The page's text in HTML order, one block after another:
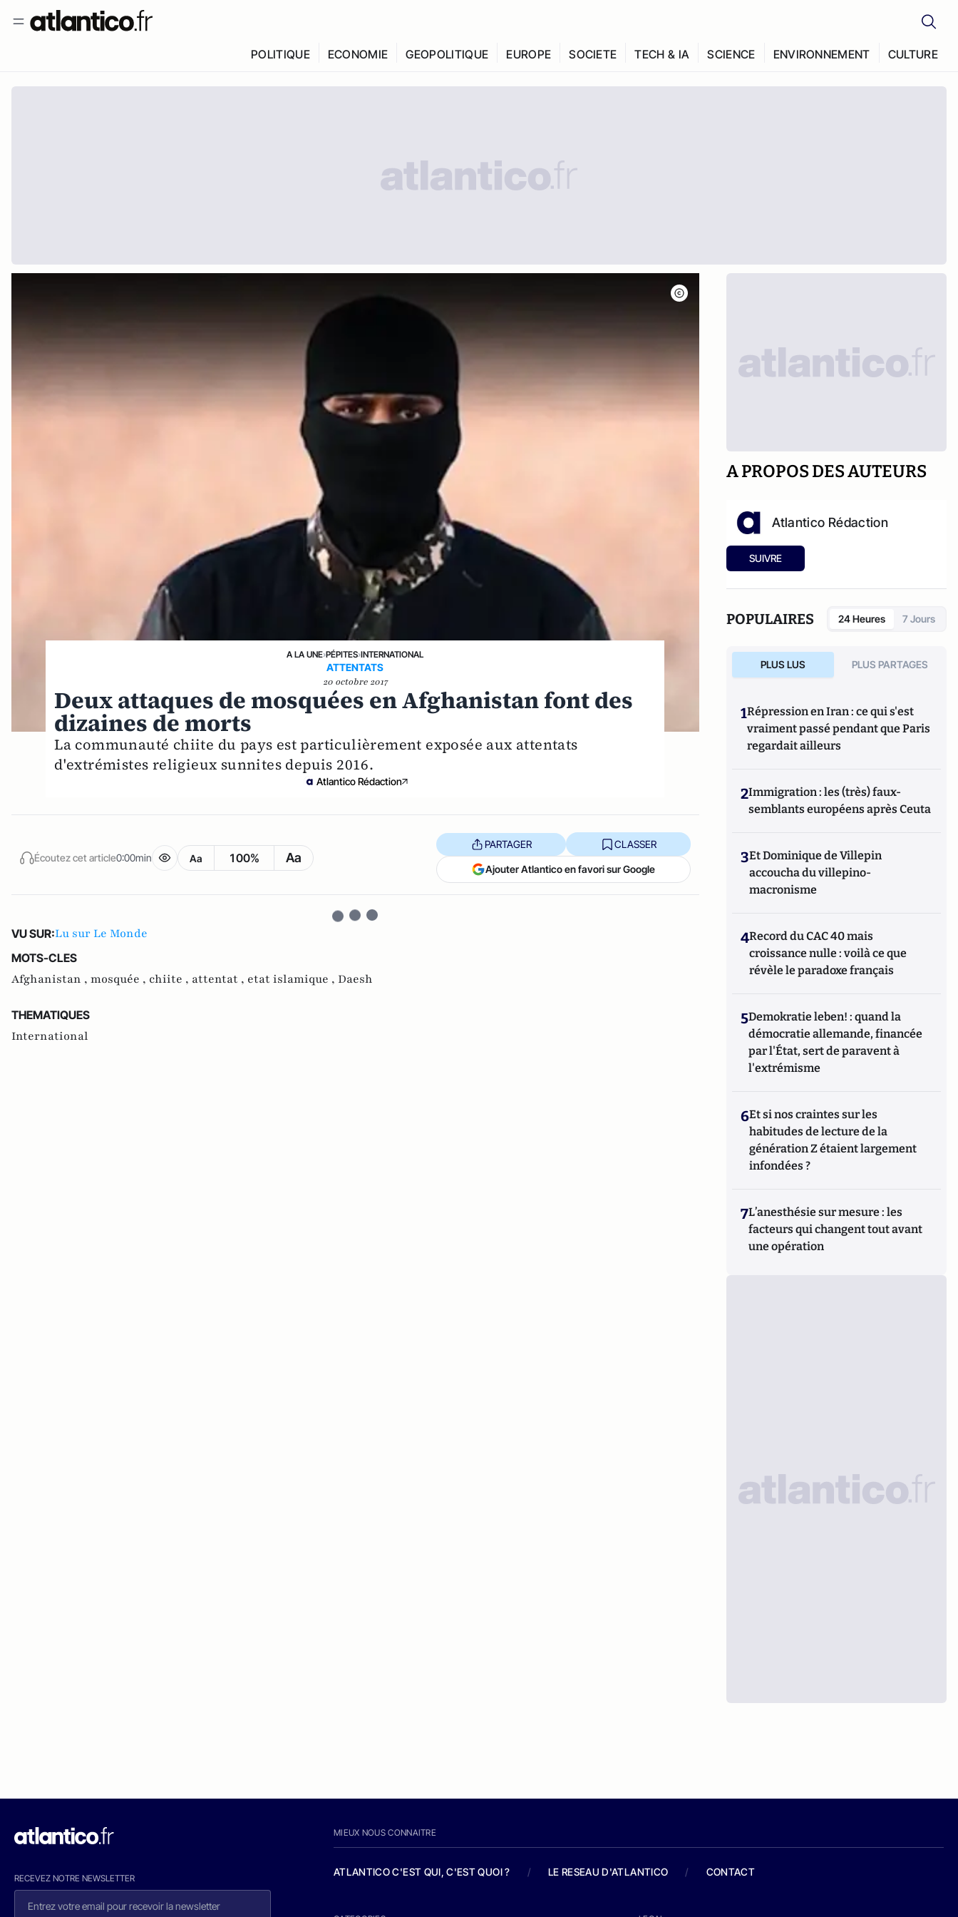
POLITIQUE ECONOMIE GEOPOLITIQUE EUROPE SOCIETE TECH & IA SCIENCE ENVIRONNEMENT CULTURE
A LA UNE›PÉPITES›INTERNATIONAL
ATTENTATS
20 octobre 2017
Deux attaques de mosquées en Afghanistan font des
dizaines de morts
La communauté chiite du pays est particulièrement exposée aux attentats
d'extrémistes religieux sunnites depuis 2016.
Atlantico Rédaction
Écoutez cet article0:00min Aa 100% Aa
PARTAGER CLASSER
Ajouter Atlantico en favori sur Google
VU SUR:Lu sur Le Monde
MOTS-CLES
Afghanistan , mosquée , chiite , attentat , etat islamique , Daesh
THEMATIQUES
International
A PROPOS DES AUTEURS
Atlantico Rédaction
SUIVRE
POPULAIRES 24 Heures 7 Jours
PLUS LUS PLUS PARTAGES
1Répression en Iran : ce qui s'est
vraiment passé pendant que Paris
regardait ailleurs
2Immigration : les (très) faux-
semblants européens après Ceuta
3Et Dominique de Villepin
accoucha du villepino-
macronisme
4Record du CAC 40 mais
croissance nulle : voilà ce que
révèle le paradoxe français
5Demokratie leben! : quand la
démocratie allemande, financée
par l'État, sert de paravent à
l'extrémisme
6Et si nos craintes sur les
habitudes de lecture de la
génération Z étaient largement
infondées ?
7L’anesthésie sur mesure : les
facteurs qui changent tout avant
une opération
RECEVEZ NOTRE NEWSLETTER
MIEUX NOUS CONNAITRE
ATLANTICO C'EST QUI, C'EST QUOI ? / LE RESEAU D'ATLANTICO / CONTACT